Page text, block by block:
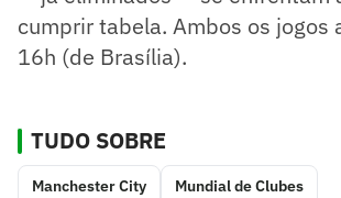
cumprir tabela. Ambos os jogos
16h (de Brasília).
TUDO SOBRE
Manchester City Mundial de Clubes